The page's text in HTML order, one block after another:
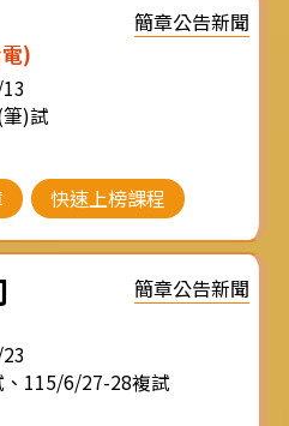
)
簡章公告新聞
)試
快速上榜課程
簡章公告新聞
115/6/27-28複試